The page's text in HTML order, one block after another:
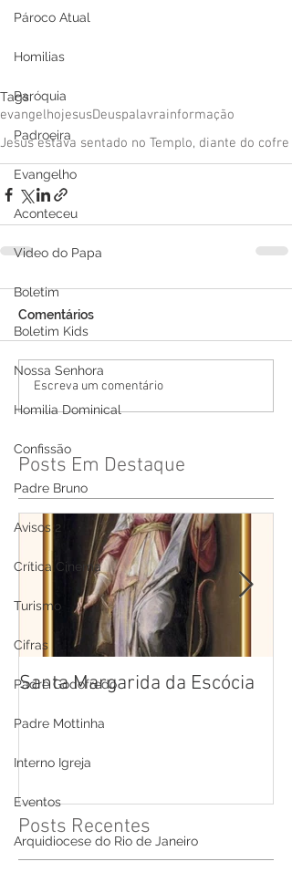
Pároco Atual
Homilias
Paróquia
Padroeira
Evangelho
Aconteceu
Video do Papa
Boletim
Boletim Kids
Nossa Senhora
Homilia Dominical
Confissão
Padre Bruno
Avisos 2
Crítica Cinema
Turismo
Cifras
Padre Godofredo
Padre Mottinha
Interno Igreja
Eventos
Arquidiocese do Rio de Janeiro
Tags:
evangelhojesusDeuspalavrainformação
Jesus estava sentado no Templo, diante do cofre
Comentários
Escreva um comentário
Posts Em Destaque
Santa Margarida da Escócia
Posts Recentes